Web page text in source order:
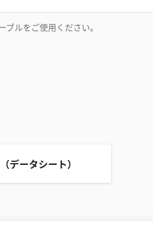
ルをご使用ください。
データシート）